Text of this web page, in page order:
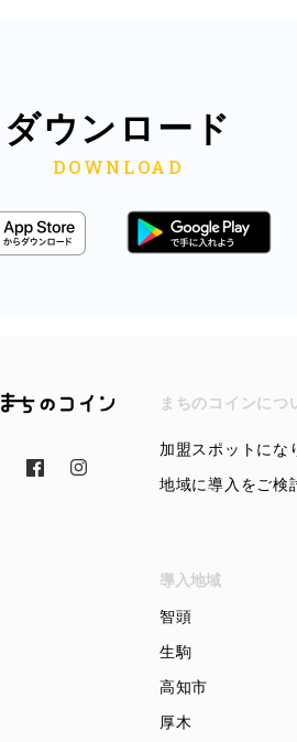
ダウンロード
まちのコイン まちのコインにつ
加盟スポットにな
地域に導入をご検
導入地域
智頭
生駒
高知市
厚木